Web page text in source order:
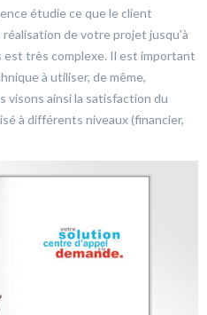
étudie ce que le client
de votre projet jusqu’à
est très complexe. Il est important
à utiliser, de même,
visons ainsi la satisfaction du
à différents niveaux (financier,